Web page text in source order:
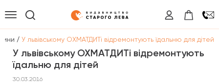
/ У львівському ОХМАТДИТі відремонтують їдальню для дітей
У львівському ОХМАТДИТі відремонтують
їдальню для дітей
30.03.2016